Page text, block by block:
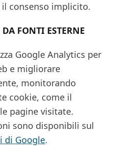
consenso implicito.
FONTI ESTERNE
Google Analytics per
e migliorare
monitorando
cookie, come il
pagine visitate.
sono disponibili sul
di Google.